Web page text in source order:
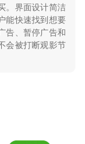
。界面设计简洁
能快速找到想要
告、暂停广告和
会被打断观影节